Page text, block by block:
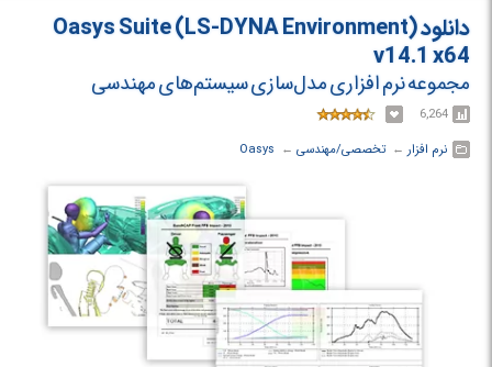
MCalibration می توانید مدل مواد استفاده شده در نرم افزار های Abaqus
،ANSYS ،LS-DYNA یا MSC را به راحتی کالیبره و اندازه گیری کنید.دانلود Oasys Suite (LS-DYNA Environment)
v14.1 x64
مجموعه نرم افزاری مدل‌سازی سیستم‌های مهندسی
6,264
نرم افزار ← ‏تخصصی/مهندسی ← ‏
Oasys